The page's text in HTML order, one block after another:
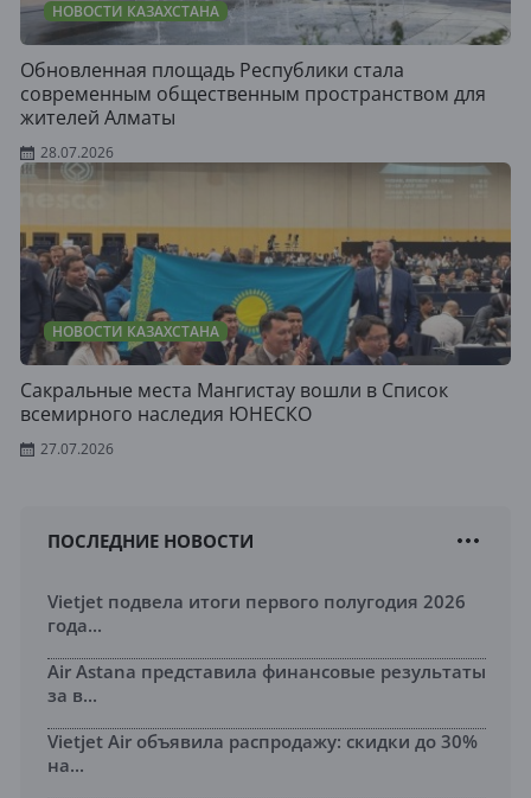
НОВОСТИ КАЗАХСТАНА
Обновленная площадь Республики стала
современным общественным пространством для
жителей Алматы
28.07.2026
НОВОСТИ КАЗАХСТАНА
Сакральные места Мангистау вошли в Список
всемирного наследия ЮНЕСКО
27.07.2026
ПОСЛЕДНИЕ НОВОСТИ
Vietjet подвела итоги первого полугодия 2026
года...
Air Astana представила финансовые результаты
за в...
Vietjet Air объявила распродажу: скидки до 30%
на...